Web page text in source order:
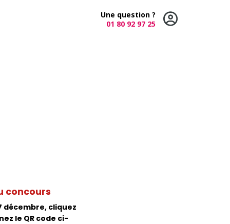
Une question ?
01 80 92 97 25
concours
décembre, cliquez
le QR code ci-